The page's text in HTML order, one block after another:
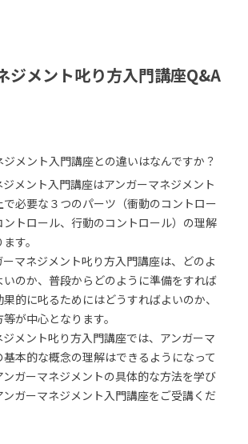
ジメント叱り方入門講座Q&A
ジメント入門講座との違いはなんですか？
メント入門講座はアンガーマネジメント
で必要な３つのパーツ（衝動のコントロー
ントロール、行動のコントロール）の理解
す。
マネジメント叱り方入門講座は、どのよ
いのか、普段からどのように準備をすれば
的に叱るためにはどうすればよいのか、
が中心となります。
メント叱り方入門講座では、アンガーマ
本的な概念の理解はできるようになって
ンガーマネジメントの具体的な方法を学び
ンガーマネジメント入門講座をご受講くだ